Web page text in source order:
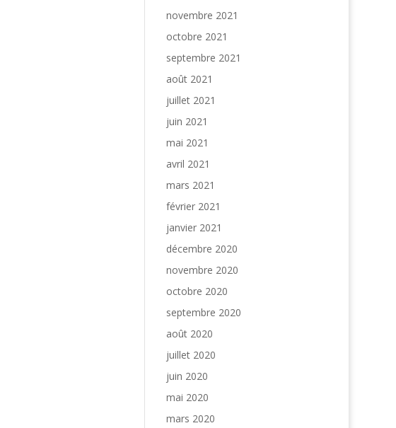
novembre 2021
octobre 2021
septembre 2021
août 2021
juillet 2021
juin 2021
mai 2021
avril 2021
mars 2021
février 2021
janvier 2021
décembre 2020
novembre 2020
octobre 2020
septembre 2020
août 2020
juillet 2020
juin 2020
mai 2020
mars 2020